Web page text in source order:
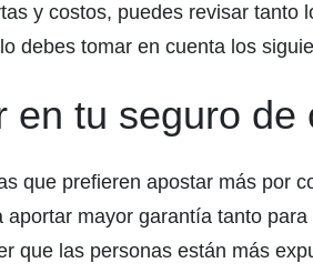
y costos, puedes revisar tanto
debes tomar en cuenta los
en tu seguro de
que prefieren apostar más por
aportar mayor garantía tanto
que las personas están más